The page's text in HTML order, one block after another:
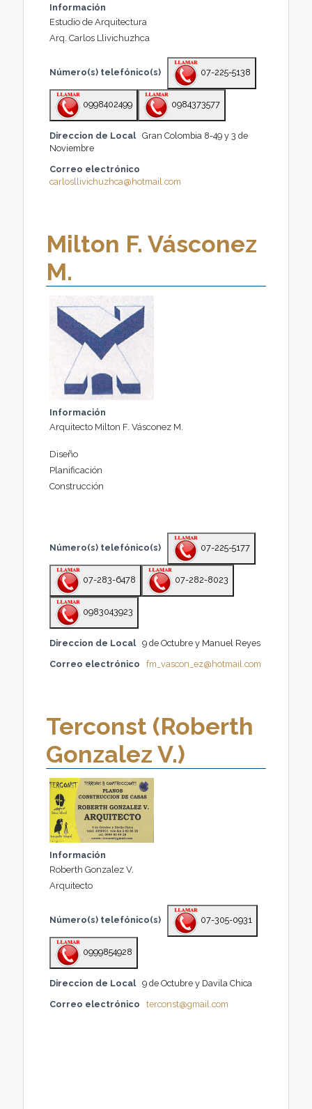
Información
Estudio de Arquitectura
Arq. Carlos Llivichuzhca
Número(s) telefónico(s) 07-225-5138
0998402499 0984373577
Direccion de Local
Gran Colombia 8-49 y 3 de
Noviembre
Correo electrónico
carlosllivichuzhca@hotmail.com
Milton F. Vásconez
M.
Información
Arquitecto Milton F. Vásconez M.
Diseño
Planificación
Construcción
Número(s) telefónico(s) 07-225-5177
07-283-6478 07-282-8023
0983043923
Direccion de Local
9 de Octubre y Manuel Reyes
Correo electrónico
fm_vascon_ez@hotmail.com
Terconst (Roberth
Gonzalez V.)
Información
Roberth Gonzalez V.
Arquitecto
Número(s) telefónico(s) 07-305-0931
0999854928
Direccion de Local
9 de Octubre y Davila Chica
Correo electrónico
terconst@gmail.com